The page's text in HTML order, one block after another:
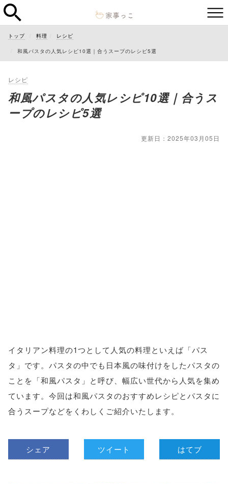
トップ 料理 レシピ
和風パスタの人気レシピ10選｜合うスープのレシピ5選
レシピ
和風パスタの人気レシピ10選｜合うス
ープのレシピ5選
更新日：2025年03月05日
イタリアン料理の1つとして人気の料理といえば「パス
タ」です。パスタの中でも日本風の味付けをしたパスタの
ことを「和風パスタ」と呼び、幅広い世代から人気を集め
ています。今回は和風パスタのおすすめレシピとパスタに
合うスープなどをくわしくご紹介いたします。
シェア ツイート はてブ